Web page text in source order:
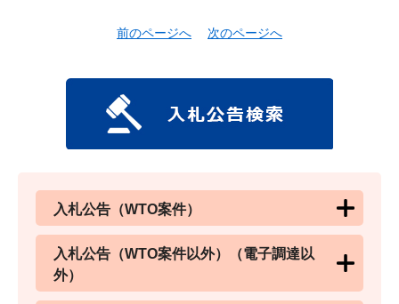
前のページへ 次のページへ
入札公告（WTO案件）
入札公告（WTO案件以外）（電子調達以
外）